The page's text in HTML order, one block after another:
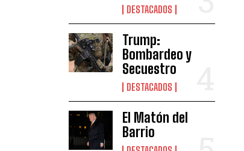
DESTACADOS
Trump:
Bombardeo y
Secuestro
DESTACADOS
El Matón del
Barrio